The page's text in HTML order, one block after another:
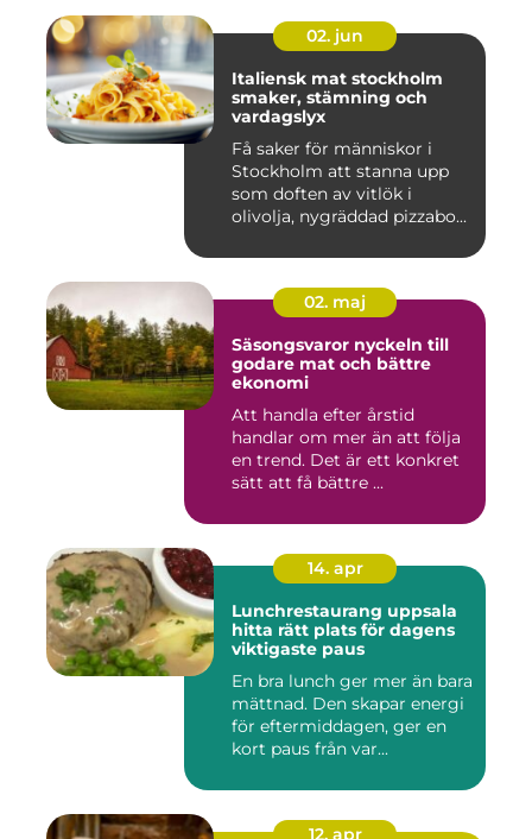
02. jun
Italiensk mat stockholm
smaker, stämning och
vardagslyx
Få saker för människor i
Stockholm att stanna upp
som doften av vitlök i
olivolja, nygräddad pizzabo...
02. maj
Säsongsvaror nyckeln till
godare mat och bättre
ekonomi
Att handla efter årstid
handlar om mer än att följa
en trend. Det är ett konkret
sätt att få bättre ...
14. apr
Lunchrestaurang uppsala
hitta rätt plats för dagens
viktigaste paus
En bra lunch ger mer än bara
mättnad. Den skapar energi
för eftermiddagen, ger en
kort paus från var...
12. apr